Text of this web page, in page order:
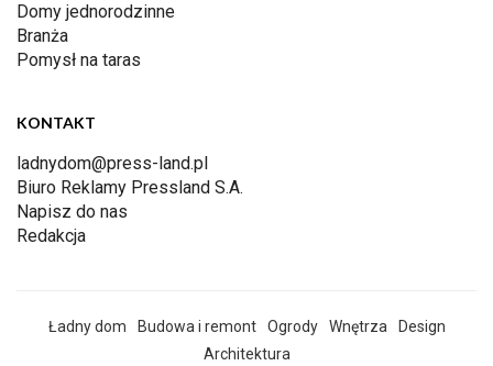
Domy jednorodzinne
Branża
Pomysł na taras
KONTAKT
ladnydom@press-land.pl
Biuro Reklamy Pressland S.A.
Napisz do nas
Redakcja
Ładny dom Budowa i remont Ogrody Wnętrza
Design
Architektura